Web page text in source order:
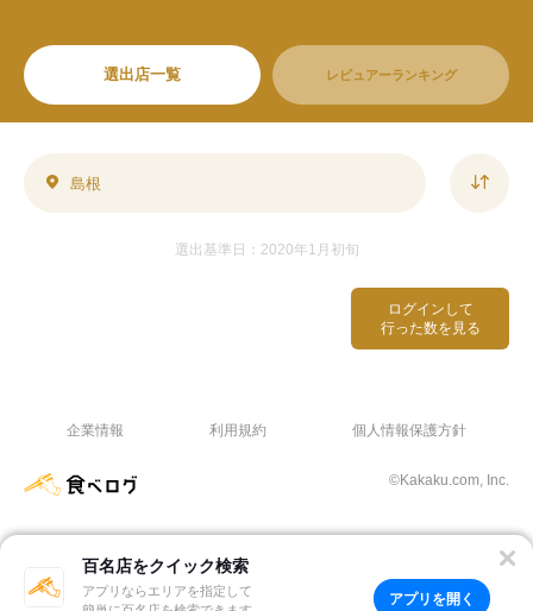
選出店一覧 レビュアーランキング
百名店をクイック検索
アプリならエリアを指定して
アプリを開く
ログインして
行った数を見る
島根
選出基準日：2020年1月初旬
企業情報 利用規約 個人情報保護方針
©Kakaku.com, Inc.